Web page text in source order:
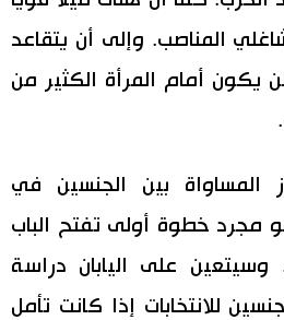
المناصب. وإلى أن يتقاعد
يكون أمام المرأة الكثير من
المساواة بين الجنسين في
هو مجرد خطوة أولى تفتح الباب
وسيتعين على اليابان دراسة
للانتخابات إذا كانت تأمل